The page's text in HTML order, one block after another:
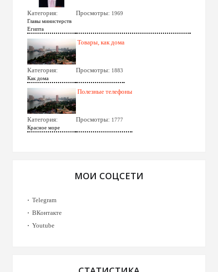
Категория:
Главы министерств
Египта
Просмотры: 1969
Товары, как дома
Категория:
Как дома
Просмотры: 1883
Полезные телефоны
Категория:
Красное море
Просмотры: 1777
МОИ СОЦСЕТИ
Telegram
ВКонтакте
Youtube